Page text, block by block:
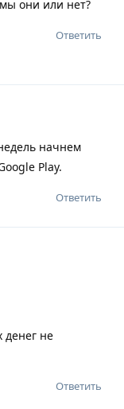
они или нет?
Ответить
начнем
Play.
Ответить
денег не
Ответить